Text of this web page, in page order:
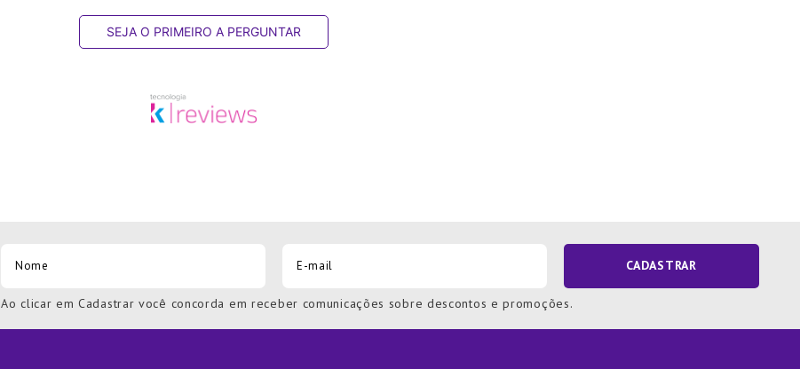
SEJA O PRIMEIRO A PERGUNTAR
CADASTRAR
Ao clicar em Cadastrar você concorda em receber comunicações sobre descontos e promoções.